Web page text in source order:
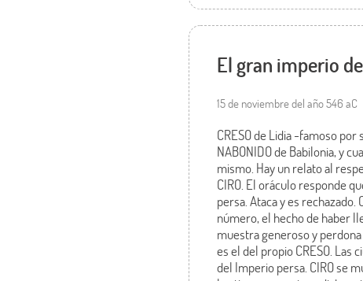
El gran imperio
15 de noviembre del año 546 aC
CRESO de Lidia -famoso
NABONIDO de Babilonia, y
mismo. Hay un relato al
CIRO. El oráculo responde
persa. Ataca y es
número, el hecho de haber
muestra generoso y perdona
es el del propio CRESO. Las
del Imperio persa. CIRO se